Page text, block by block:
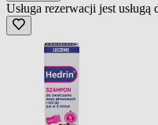
Usługa rezerwacji jest usługą